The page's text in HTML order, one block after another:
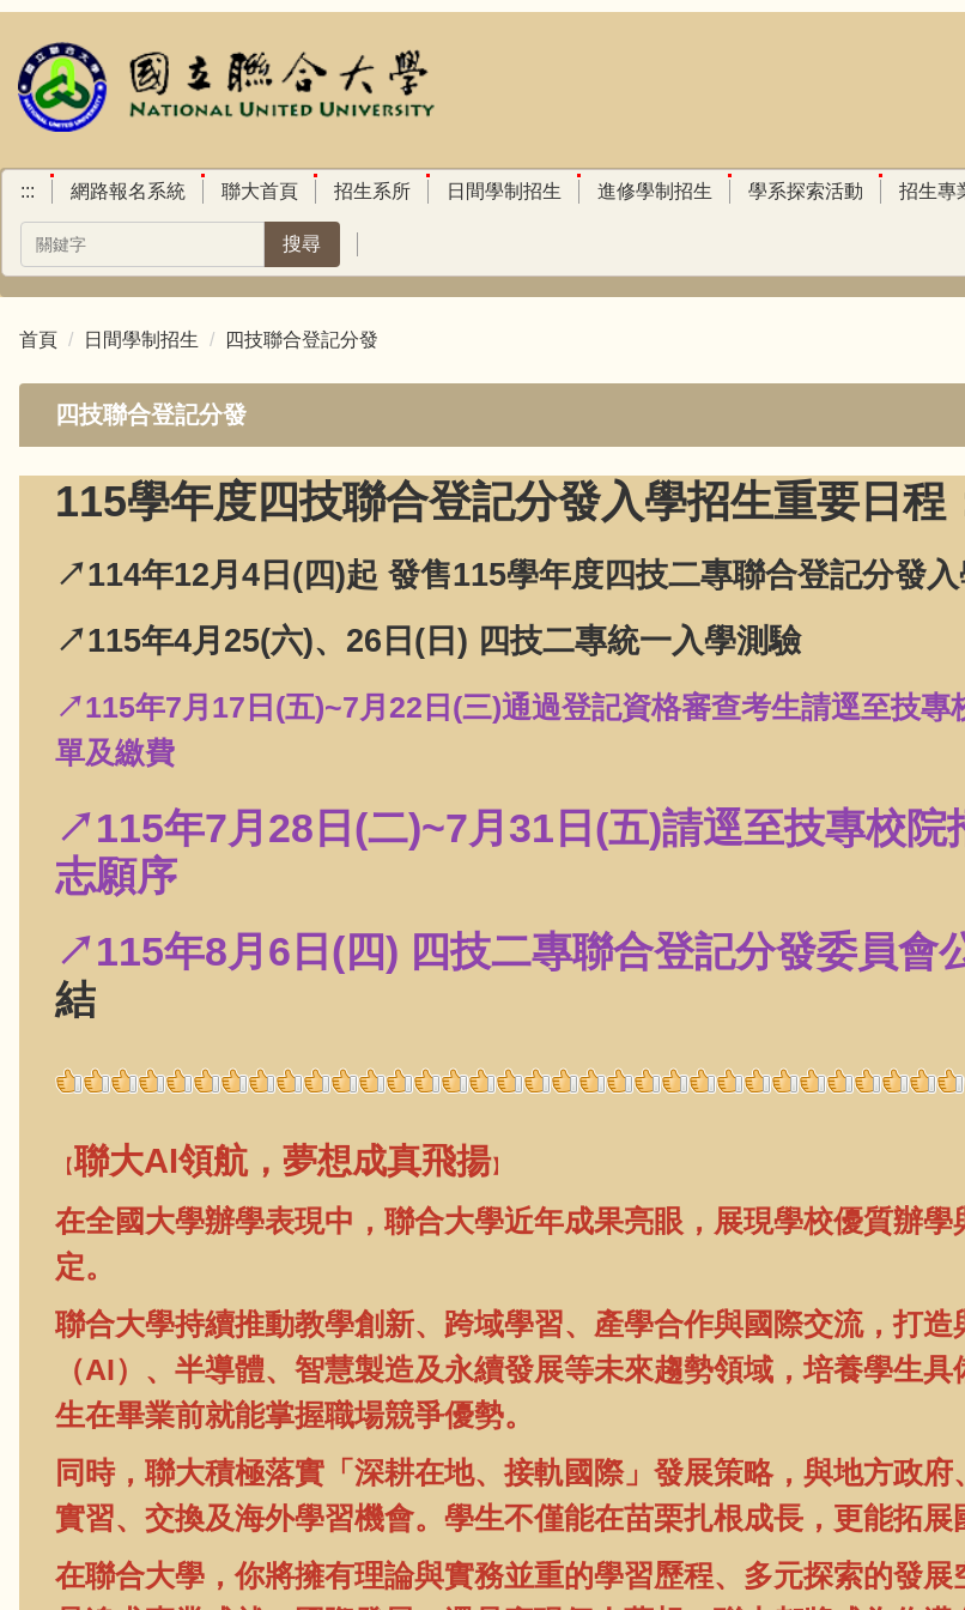
跳
主
要
區
::: 網路報名系統 聯大首頁 招生系所 日間學制招生 進修學制招生 學系探索活動 招生專
搜尋
首頁 日間學制招生 四技聯合登記分發
四技聯合登記分發
115學年度四技聯合登記分發入學招生重要日程
↗114年12月4日(四)起 發售115學年度四技二專聯合登記分發
↗115年4月25(六)、26日(日) 四技二專統一入學測驗
↗115年7月17日(五)~7月22日(三)通過登記資格審查考生請逕至技專
單及繳費
↗115年7月28日(二)~7月31日(五)請逕至技專校院
志願序
↗115年8月6日(四) 四技二專聯合登記分發委員會
結
【聯大AI領航，夢想成真飛揚】
在全國大學辦學表現中，聯合大學近年成果亮眼，展現學校優質辦
定。
聯合大學持續推動教學創新、跨域學習、產學合作與國際交流，打
（AI）、半導體、智慧製造及永續發展等未來趨勢領域，培養學生
生在畢業前就能掌握職場競爭優勢。
同時，聯大積極落實「深耕在地、接軌國際」發展策略，與地方政
實習、交換及海外學習機會。學生不僅能在苗栗扎根成長，更能拓展
在聯合大學，你將擁有理論與實務並重的學習歷程、多元探索的發